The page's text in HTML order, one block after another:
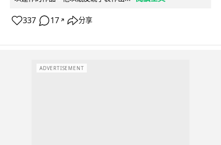
337 17 ↗ 分享
ADVERTISEMENT